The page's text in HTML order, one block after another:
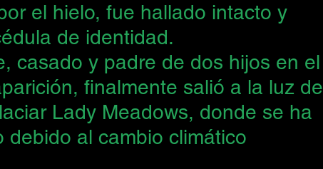
el hielo, fue hallado intacto y
de identidad.
casado y padre de dos hijos en el
finalmente salió a la luz de
Lady Meadows, donde se ha
debido al cambio climático